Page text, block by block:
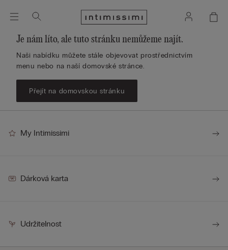
Je nám líto, ale tuto stránku nemůžeme najít.
Naši nabídku můžete stále objevovat prostřednictvím
menu nebo na naší domovské stránce.
Přejít na domovskou stránku
My Intimissimi
Dárková karta
Udržitelnost